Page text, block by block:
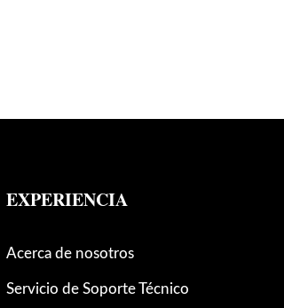
EXPERIENCIA
Acerca de nosotros
Servicio de Soporte Técnico